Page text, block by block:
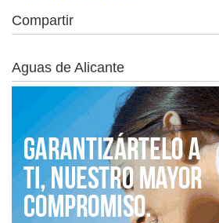
Compartir
Aguas de Alicante